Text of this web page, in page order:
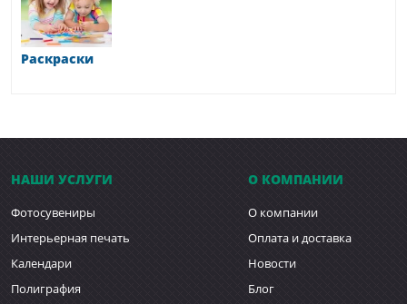
Раскраски
НАШИ УСЛУГИ
Фотосувениры
Интерьерная печать
Календари
Полиграфия
О КОМПАНИИ
О компании
Оплата и доставка
Новости
Блог